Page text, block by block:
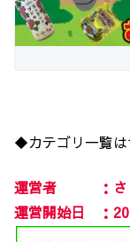
◆カテゴリ一覧は
運営者 ：さら
運営開始日 ：